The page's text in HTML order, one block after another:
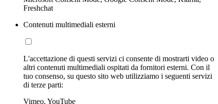
Freshchat
Contenuti multimediali esterni
L'accettazione di questi servizi ci consente di mostrarti video o
altri contenuti multimediali ospitati da fornitori esterni. Con il
tuo consenso, su questo sito web utilizziamo i seguenti servizi
di terze parti:
Vimeo, YouTube